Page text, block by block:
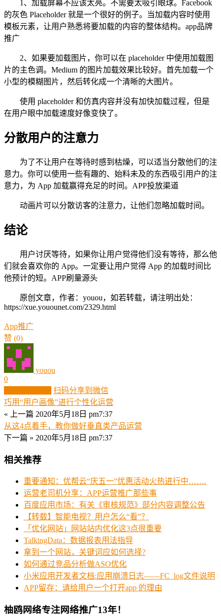
1、加载屏幕不应该太亮。不需要太吸引眼球。Facebook
的灰色 Placeholder 就是一个很好的例子。当加载内容时使用
模板元素，让用户熟悉将要加载的内容的整体结构。app品牌
推广
2、如果要加载图片，你可以在 placeholder 中使用加载图
片的主色调。Medium 的图片加载效果比较好。首先加载一个
小型的模糊图片，然后转化成一个清晰的大图片。
使用 placeholder 和仿真内容并没有加快加载过程，但是
在用户眼中加载速度好像变快了。
分散用户的注意力
为了不让用户在等待时感到枯燥，可以适当分散他们的注
意力。你可以使用一些有趣的、始料未及的东西吸引用户的注
意力，为 App 加载赢得充足的时间。APP投放渠道
动画片可以分散访客的注意力，让他们忽略加载时间。
结论
用户讨厌等待，如果你让用户觉得他们没有等待，那么他
们就会喜欢你的 App。一定要让用户觉得 App 的加载时间比
他预计的短。APP刷量源头
原创文章，作者：youou，如若转载，请注明出处：
https://xue.youounet.com/2329.html
App推广
赞 (0)
youou
0
扫码分享到微信
巧用“用户画像”进行个性化运营
« 上一篇 2020年5月18日 pm7:37
从这4点着手，教你做好垂直类产品运营
下一篇 » 2020年5月18日 pm7:37
相关推荐
重要通知：优帮云“庆五一”优惠活动火热进行中…….
运营老司机分享：APP运营推广那些事
百度应用市场：有关《审核规范》部分内容调整公告
【转载】智能电视？用户怎么“看”？
「优化网站」网站站内优化这3点很重要
TalkingData：数据报表用法指导
拿到一个网站，关键词应如何选择?
如何通过竞品分析做ASO优化
小米应用开发者文档:应用崩溃日志——FC_log文件说明
APP留存：请给用户一个打开app 的理由
柚鸥网络专注网络推广13年！